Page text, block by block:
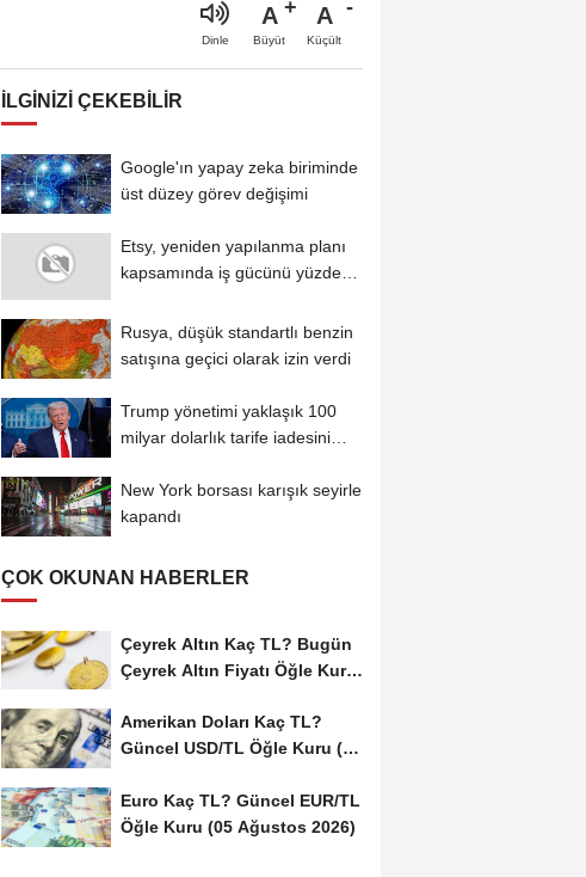
Dinle
A
Büyüt
A
Küçült
İLGINIZI ÇEKEBILIR
Google'ın yapay zeka biriminde
üst düzey görev değişimi
Etsy, yeniden yapılanma planı
kapsamında iş gücünü yüzde
Rusya, düşük standartlı benzin
satışına geçici olarak izin verdi
Trump yönetimi yaklaşık 100
milyar dolarlık tarife iadesini
New York borsası karışık seyirle
kapandı
ÇOK OKUNAN HABERLER
Çeyrek Altın Kaç TL? Bugün
Çeyrek Altın Fiyatı Öğle Kuru
Amerikan Doları Kaç TL?
Güncel USD/TL Öğle Kuru (05
Euro Kaç TL? Güncel EUR/TL
Öğle Kuru (05 Ağustos 2026)